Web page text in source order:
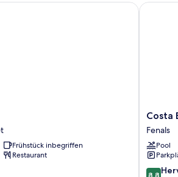
Frühstück inbegriffen
Restaurant
Costa
Suites
&
Resort
Fenals
Costa
Fenals
Pool
8.8
8,8
Costa